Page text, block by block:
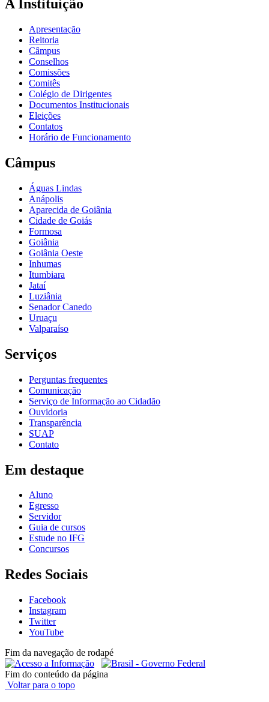
A Instituição
Apresentação
Reitoria
Câmpus
Conselhos
Comissões
Comitês
Colégio de Dirigentes
Documentos Institucionais
Eleições
Contatos
Horário de Funcionamento
Câmpus
Águas Lindas
Anápolis
Aparecida de Goiânia
Cidade de Goiás
Formosa
Goiânia
Goiânia Oeste
Inhumas
Itumbiara
Jataí
Luziânia
Senador Canedo
Uruaçu
Valparaíso
Serviços
Perguntas frequentes
Comunicação
Serviço de Informação ao Cidadão
Ouvidoria
Transparência
SUAP
Contato
Em destaque
Aluno
Egresso
Servidor
Guia de cursos
Estude no IFG
Concursos
Redes Sociais
Facebook
Instagram
Twitter
YouTube
Fim da navegação de rodapé
Fim do conteúdo da página
Voltar para o topo